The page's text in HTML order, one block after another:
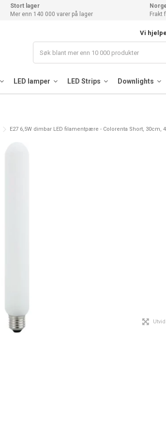
Stort lager
Mer enn 140 000 varer på lager
Frakt
Vi
LED lamper LED Strips Downlights
E27 6,5W dimbar LED filamentpære - Colorenta Short, 30cm,
Utvid